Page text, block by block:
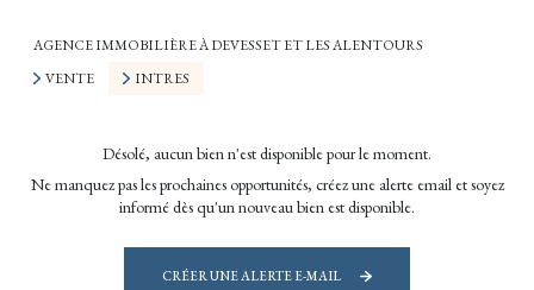
AGENCE IMMOBILIÈRE À DEVESSET ET LES ALENTOURS
VENTE
INTRES
Désolé, aucun bien n'est disponible pour le moment.
Ne manquez pas les prochaines opportunités, créez une alerte email et soyez
informé dès qu'un nouveau bien est disponible.
CRÉER UNE ALERTE E-MAIL